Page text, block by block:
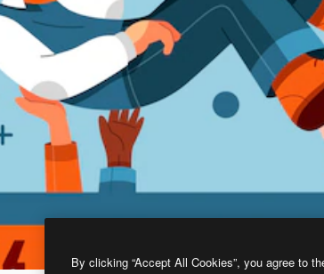
By clicking “Accept All Cookies”, you agree to